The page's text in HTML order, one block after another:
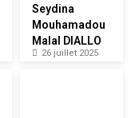
Seydina
Mouhamadou
Malal DIALLO
26 juillet 2025